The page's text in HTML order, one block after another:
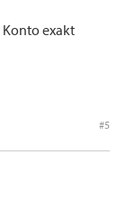
Konto exakt
#5